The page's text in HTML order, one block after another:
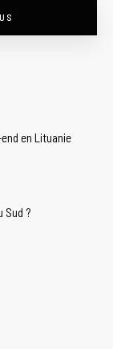
en Lituanie
Sud ?